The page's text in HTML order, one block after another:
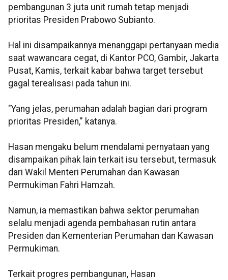
pembangunan 3 juta unit rumah tetap menjadi
prioritas Presiden Prabowo Subianto.
Hal ini disampaikannya menanggapi pertanyaan media
saat wawancara cegat, di Kantor PCO, Gambir, Jakarta
Pusat, Kamis, terkait kabar bahwa target tersebut
gagal terealisasi pada tahun ini.
"Yang jelas, perumahan adalah bagian dari program
prioritas Presiden," katanya.
Hasan mengaku belum mendalami pernyataan yang
disampaikan pihak lain terkait isu tersebut, termasuk
dari Wakil Menteri Perumahan dan Kawasan
Permukiman Fahri Hamzah.
Namun, ia memastikan bahwa sektor perumahan
selalu menjadi agenda pembahasan rutin antara
Presiden dan Kementerian Perumahan dan Kawasan
Permukiman.
Terkait progres pembangunan, Hasan